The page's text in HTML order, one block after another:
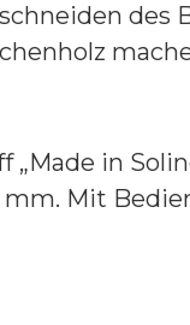
des
in
mm. Mit